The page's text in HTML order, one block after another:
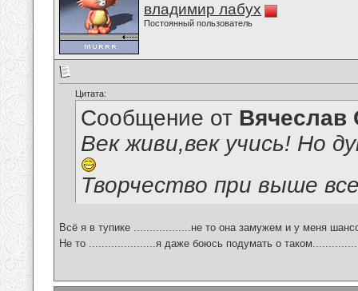
владимир лабух
Постоянный пользователь
Цитата:
Сообщение от Вячеслав
Век живи,век учись! Но
Творчество при выше
Всё я в тупике ..................не то она замужем и у меня
Не то .....................я даже боюсь подумать о